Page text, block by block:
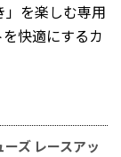
を楽しむ専用
快適にするカ
ズ レースアッ